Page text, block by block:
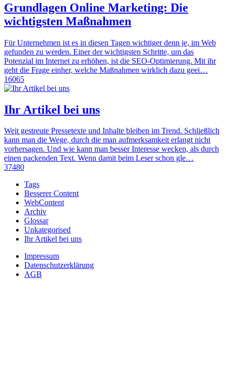
Grundlagen Online Marketing: Die
wichtigsten Maßnahmen
Für Unternehmen ist es in diesen Tagen wichtiger denn je, im Web
gefunden zu werden. Einer der wichtigsten Schritte, um das
Potenzial im Internet zu erhöhen, ist die SEO-Optimierung. Mit ihr
geht die Frage einher, welche Maßnahmen wirklich dazu geei…
16065
Ihr Artikel bei uns
Weit gestreute Pressetexte und Inhalte bleiben im Trend. Schließlich
kann man die Wege, durch die man aufmerksamkeit erlangt nicht
vorhersagen. Und wie kann man besser Interesse wecken, als durch
einen packenden Text. Wenn damit beim Leser schon gle…
37480
Tags
Besserer Content
WebContent
Archiv
Glossar
Unkategorised
Ihr Artikel bei uns
Impressum
Datenschutzerklärung
AGB